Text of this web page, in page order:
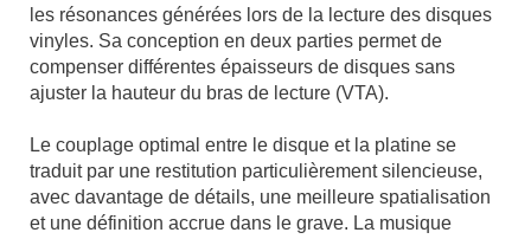
les résonances générées lors de la lecture des disques
vinyles. Sa conception en deux parties permet de
compenser différentes épaisseurs de disques sans
ajuster la hauteur du bras de lecture (VTA).
Le couplage optimal entre le disque et la platine se
traduit par une restitution particulièrement silencieuse,
avec davantage de détails, une meilleure spatialisation
et une définition accrue dans le grave. La musique